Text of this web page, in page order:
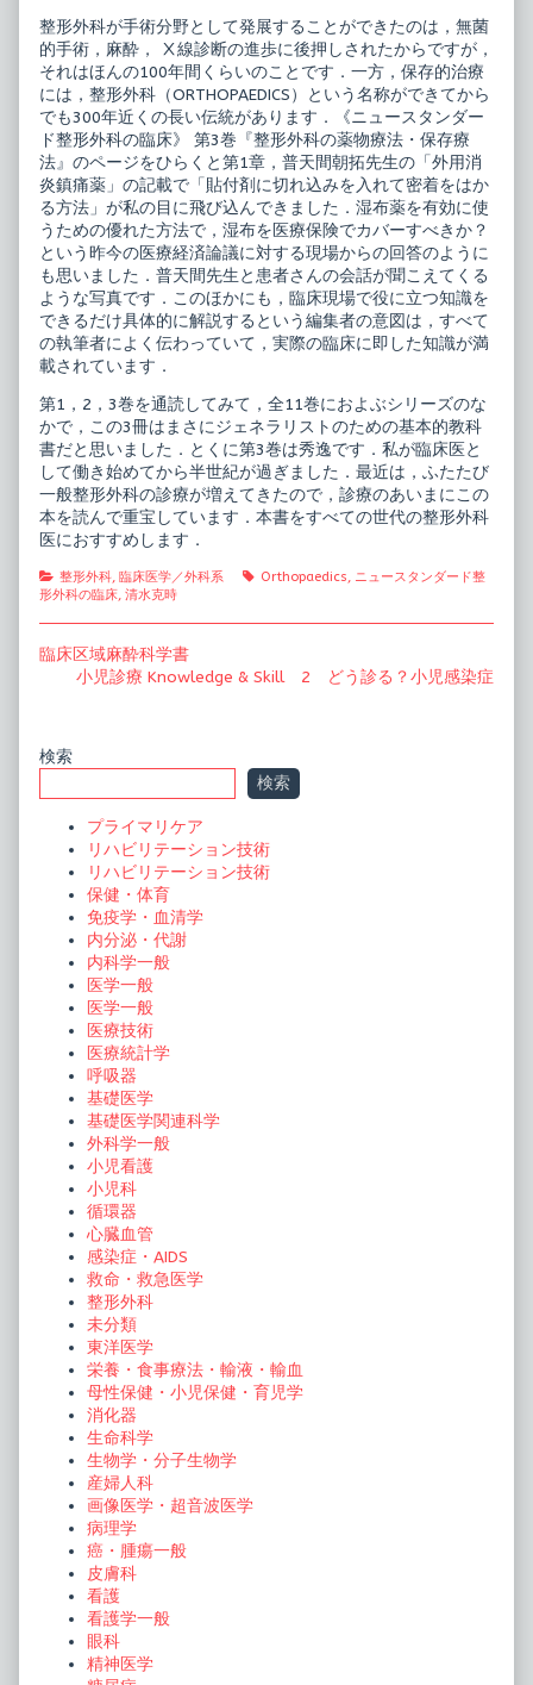
法
published
on
薬
物
療
法・
保
存
療
法,
整形外科が手術分野として発展することができたのは，無菌
的手術，麻酔， Ⅹ線診断の進歩に後押しされたからですが，
それはほんの100年間くらいのことです．一方，保存的治療
には，整形外科（ORTHOPAEDICS）という名称ができてから
でも300年近くの長い伝統があります．《ニュースタンダー
ド整形外科の臨床》 第3巻『整形外科の薬物療法・保存療
法』のページをひらくと第1章，普天間朝拓先生の「外用消
炎鎮痛薬」の記載で「貼付剤に切れ込みを入れて密着をはか
る方法」が私の目に飛び込んできました．湿布薬を有効に使
うための優れた方法で，湿布を医療保険でカバーすべきか？
という昨今の医療経済論議に対する現場からの回答のように
も思いました．普天間先生と患者さんの会話が聞こえてくる
ような写真です．このほかにも，臨床現場で役に立つ知識を
できるだけ具体的に解説するという編集者の意図は，すべて
の執筆者によく伝わっていて，実際の臨床に即した知識が満
載されています．
第1，2，3巻を通読してみて，全11巻におよぶシリーズのな
かで，この3冊はまさにジェネラリストのための基本的教科
書だと思いました．とくに第3巻は秀逸です．私が臨床医と
して働き始めてから半世紀が過ぎました．最近は，ふたたび
一般整形外科の診療が増えてきたので，診療のあいまにこの
本を読んで重宝しています．本書をすべての世代の整形外科
医におすすめします．
Categories
整形外科, 臨床医学／外科系 Tags
Orthopaedics, ニュースタンダード整
形外科の臨床, 清水克時
投
ビ
ゲ
Previous
post:
臨床区域麻酔科学書
Next
小児診療 Knowledge & Skill 2 どう診る？小児感染症
Primary
Sidebar
検索
検索
プライマリケア
リハビリテーション技術
リハビリテーション技術
保健・体育
免疫学・血清学
内分泌・代謝
内科学一般
医学一般
医学一般
医療技術
医療統計学
呼吸器
基礎医学
基礎医学関連科学
外科学一般
小児看護
小児科
循環器
心臓血管
感染症・AIDS
救命・救急医学
整形外科
未分類
東洋医学
栄養・食事療法・輸液・輸血
母性保健・小児保健・育児学
消化器
生命科学
生物学・分子生物学
産婦人科
画像医学・超音波医学
病理学
癌・腫瘍一般
皮膚科
看護
看護学一般
眼科
精神医学